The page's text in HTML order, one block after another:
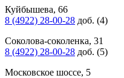
Куйбышева, 66
8 (4922) 28-00-28 доб. (4)
Соколова-соколенка, 31
8 (4922) 28-00-28 доб. (5)
Московское шоссе, 5